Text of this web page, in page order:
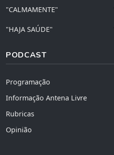
"CALMAMENTE"
"HAJA SAÚDE"
PODCAST
Programação
Informação Antena Livre
Rubricas
Opinião